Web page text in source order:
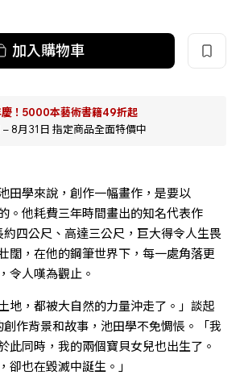
加入購物車
慶！5000本藝術書籍49折起
– 8月31日 指定商品全面特價中
田學來說，創作一幅畫作，是要以
。他耗費三年時間畫出的知名代表作
約四公尺、高達三公尺，巨大得令人生畏
闊，在他的鋼筆世界下，每一處角落更
令人嘆為觀止。
地，都被大自然的力量沖走了。」談起
創作背景和故事，池田學不免惆悵。「我
此同時，我的兩個寶貝女兒也出生了。
卻也在毀滅中誕生。」